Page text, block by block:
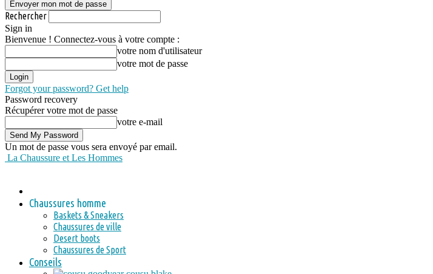
Rechercher
Sign in
Bienvenue ! Connectez-vous à votre compte :
votre nom d'utilisateur
votre mot de passe
Forgot your password? Get help
Password recovery
Récupérer votre mot de passe
votre e-mail
Un mot de passe vous sera envoyé par email.
La Chaussure et Les Hommes
Chaussures homme
Baskets & Sneakers
Chaussures de ville
Desert boots
Chaussures de Sport
Conseils